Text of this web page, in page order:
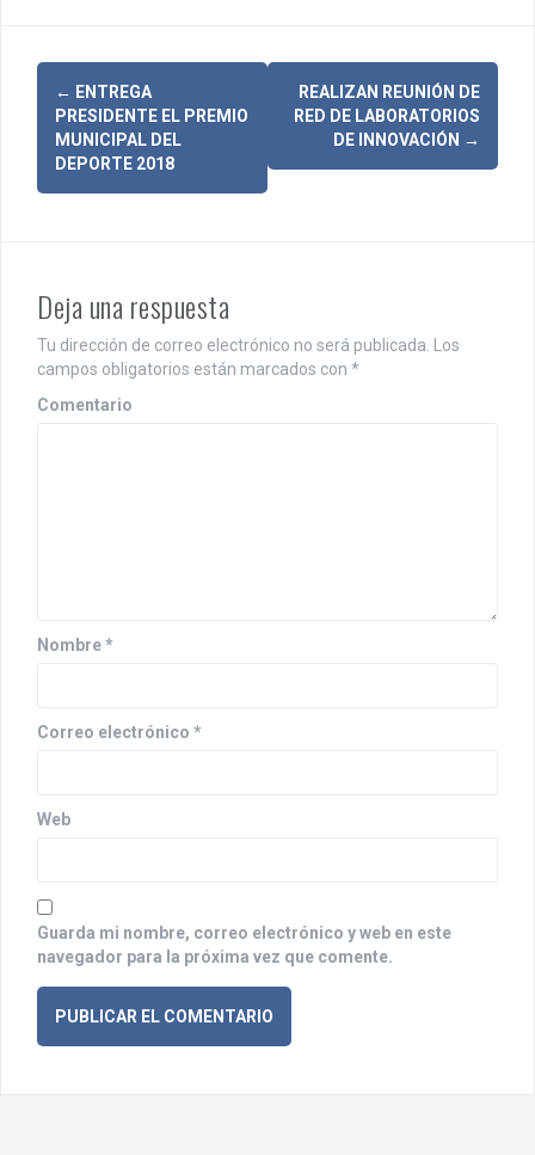
N
v
a
c
i
n
r
d
s
← ENTREGA
PRESIDENTE EL PREMIO
MUNICIPAL DEL
DEPORTE 2018
REALIZAN REUNIÓN DE
RED DE LABORATORIOS
DE INNOVACIÓN →
Deja una respuesta
Tu dirección de correo electrónico no será publicada.
Los
campos obligatorios están marcados con *
Comentario
Nombre*
Correo electrónico *
Web
Guarda mi nombre, correo electrónico y web en este
navegador para la próxima vez que comente.